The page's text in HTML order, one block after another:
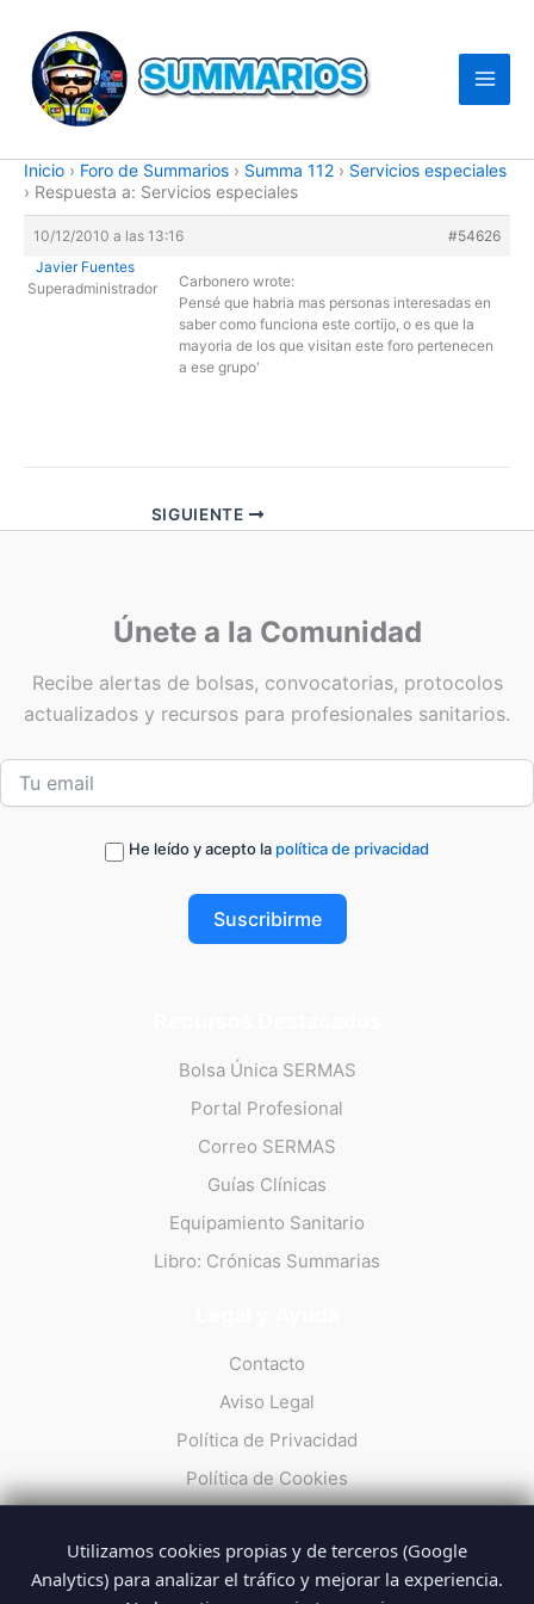
contenido
Inicio › Foro de Summarios › Summa 112 › Servicios especiales
› Respuesta a: Servicios especiales
10/12/2010 a las 13:16
#54626
Javier Fuentes
Superadministrador
Carbonero wrote:
Pensé que habria mas personas interesadas en
saber como funciona este cortijo, o es que la
mayoria de los que visitan este foro pertenecen
a ese grupo'
SIGUIENTE
Únete a la Comunidad
Recibe alertas de bolsas, convocatorias, protocolos
actualizados y recursos para profesionales sanitarios.
He leído y acepto la política de privacidad
Suscribirme
Bolsa Única SERMAS
Portal Profesional
Correo SERMAS
Guías Clínicas
Equipamiento Sanitario
Libro: Crónicas Summarias
Contacto
Aviso Legal
Política de Privacidad
Política de Cookies
Utilizamos cookies propias y de terceros (Google
Analytics) para analizar el tráfico y mejorar la experiencia.